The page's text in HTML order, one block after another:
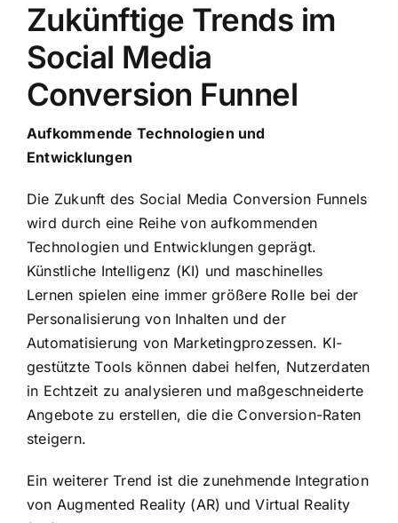
Zukünftige Trends im
Social Media
Conversion Funnel
Aufkommende Technologien und
Entwicklungen
Die Zukunft des Social Media Conversion Funnels
wird durch eine Reihe von aufkommenden
Technologien und Entwicklungen geprägt.
Künstliche Intelligenz (KI) und maschinelles
Lernen spielen eine immer größere Rolle bei der
Personalisierung von Inhalten und der
Automatisierung von Marketingprozessen. KI-
gestützte Tools können dabei helfen, Nutzerdaten
in Echtzeit zu analysieren und maßgeschneiderte
Angebote zu erstellen, die die Conversion-Raten
steigern.
Ein weiterer Trend ist die zunehmende Integration
von Augmented Reality (AR) und Virtual Reality